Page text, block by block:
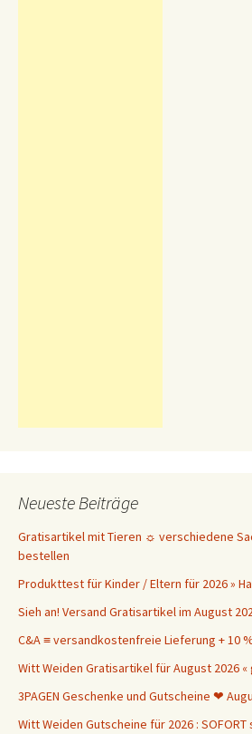
Neueste Beiträge
Gratisartikel mit Tieren ☼ verschiedene
bestellen
Produkttest für Kinder / Eltern für 2026 »
Sieh an! Versand Gratisartikel im August
C&A ≡ versandkostenfreie Lieferung + 10
Witt Weiden Gratisartikel für August 2026
3PAGEN Geschenke und Gutscheine ❤
Witt Weiden Gutscheine für 2026 : SOFORT